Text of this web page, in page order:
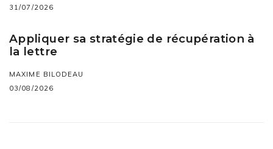
31/07/2026
Appliquer sa stratégie de récupération à
la lettre
MAXIME BILODEAU
03/08/2026